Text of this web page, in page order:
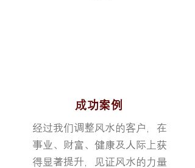
成功案例
经过我们调整风水的客户，在
事业、财富、健康及人际上获
得显著提升，见证风水的力量